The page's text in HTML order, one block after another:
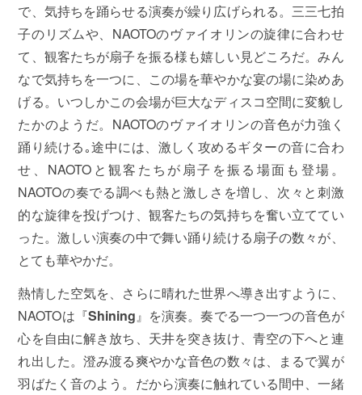
で、気持ちを踊らせる演奏が繰り広げられる。三三七拍
子のリズムや、NAOTOのヴァイオリンの旋律に合わせ
て、観客たちが扇子を振る様も嬉しい見どころだ。みん
なで気持ちを一つに、この場を華やかな宴の場に染めあ
げる。いつしかこの会場が巨大なディスコ空間に変貌し
たかのようだ。NAOTOのヴァイオリンの音色が力強く
踊り続ける｡途中には、激しく攻めるギターの音に合わ
せ、NAOTOと観客たちが扇子を振る場面も登場。
NAOTOの奏でる調べも熱と激しさを増し、次々と刺激
的な旋律を投げつけ、観客たちの気持ちを奮い立ててい
った。激しい演奏の中で舞い踊り続ける扇子の数々が、
とても華やかだ。
熱情した空気を、さらに晴れた世界へ導き出すように、
NAOTOは『Shining』を演奏。奏でる一つ一つの音色が
心を自由に解き放ち、天井を突き抜け、青空の下へと連
れ出した。澄み渡る爽やかな音色の数々は、まるで翼が
羽ばたく音のよう。だから演奏に触れている間中、一緒